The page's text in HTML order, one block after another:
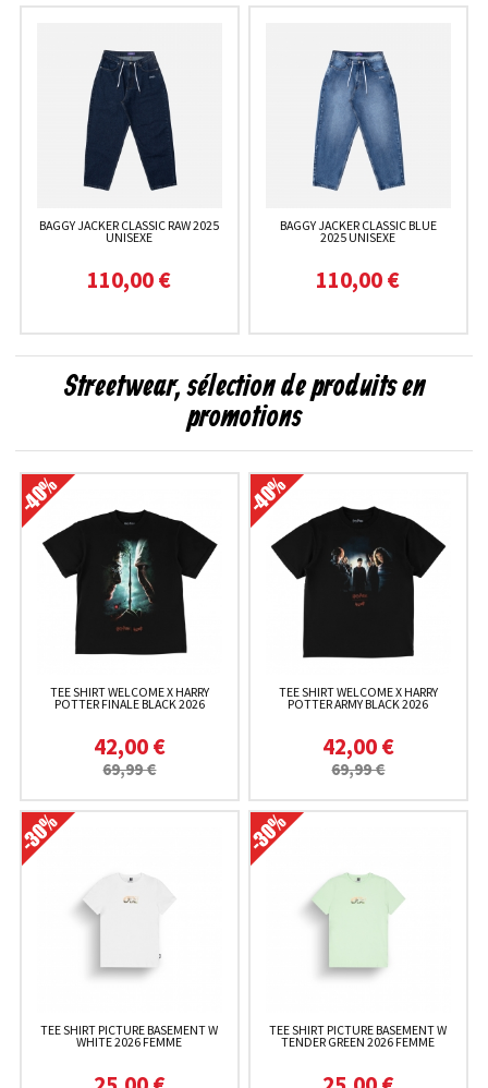
BAGGY JACKER CLASSIC RAW 2025
UNISEXE
110,00 €
BAGGY JACKER CLASSIC BLUE
2025 UNISEXE
110,00 €
Streetwear, sélection de produits en
promotions
TEE SHIRT WELCOME X HARRY
POTTER FINALE BLACK 2026
42,00 €
69,99 €
TEE SHIRT WELCOME X HARRY
POTTER ARMY BLACK 2026
42,00 €
69,99 €
TEE SHIRT PICTURE BASEMENT W
WHITE 2026 FEMME
TEE SHIRT PICTURE BASEMENT W
TENDER GREEN 2026 FEMME